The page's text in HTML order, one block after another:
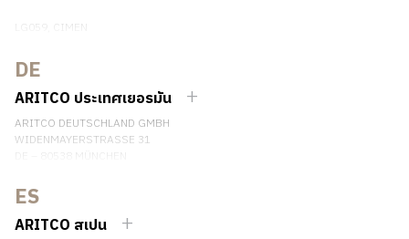
LG059, CIMEN
SHANGHAI, CHINA
EMAIL:INFO.CHINA@ARITCO.COM
เบอร์โทรศัพท์: +86 400 6233 121
ติดต่อเรา
DE
ARITCO ประเทศเยอรมัน
ARITCO DEUTSCHLAND GMBH
WIDENMAYERSTRASSE 31
เบอร์โทรศัพท์: +49 7123 9597272
ติดต่อเรา
ES
ARITCO สเปน